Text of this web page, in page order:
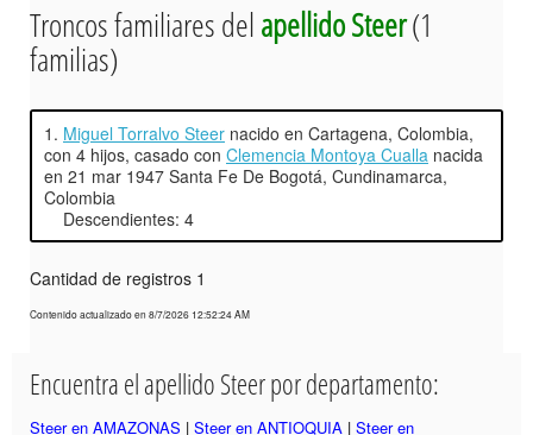
Troncos familiares delapellido Steer(1
familias)
1. Miguel Torralvo Steer nacido en Cartagena, Colombia,
con 4 hijos, casado con Clemencia Montoya Cualla nacida
en 21 mar 1947 Santa Fe De Bogotá, Cundinamarca,
Colombia
Descendientes: 4
Cantidad de registros 1
Contenido actualizado en 8/7/2026 12:52:24 AM
Encuentra el apellido Steer por departamento:
Steer en AMAZONAS | Steer en ANTIOQUIA | Steer en